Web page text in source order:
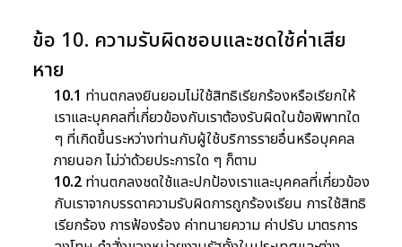
ข้อ 10. ความรับผิดชอบและชดใช้ค่าเสีย
หาย
10.1 ท่านตกลงยินยอมไม่ใช้สิทธิเรียกร้องหรือเรียกให้
เราและบุคคลที่เกี่ยวข้องกับเราต้องรับผิดในข้อพิพาทใด
ๆ ที่เกิดขึ้นระหว่างท่านกับผู้ใช้บริการรายอื่นหรือบุคคล
ภายนอก ไม่ว่าด้วยประการใด ๆ ก็ตาม
10.2 ท่านตกลงชดใช้และปกป้องเราและบุคคลที่เกี่ยวข้อง
กับเราจากบรรดาความรับผิดการถูกร้องเรียน การใช้สิทธิ
เรียกร้อง การฟ้องร้อง ค่าทนายความ ค่าปรับ มาตรการ